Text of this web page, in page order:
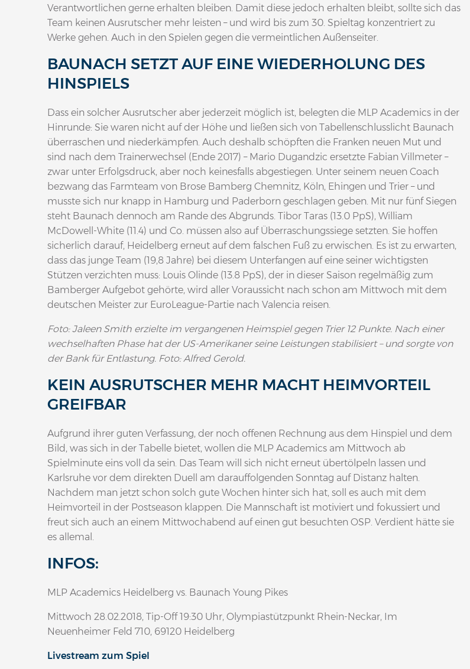
Verantwortlichen gerne erhalten bleiben. Damit diese jedoch erhalten bleibt, sollte sich das
Team keinen Ausrutscher mehr leisten – und wird bis zum 30. Spieltag konzentriert zu
Werke gehen. Auch in den Spielen gegen die vermeintlichen Außenseiter.
BAUNACH SETZT AUF EINE WIEDERHOLUNG DES
HINSPIELS
Dass ein solcher Ausrutscher aber jederzeit möglich ist, belegten die MLP Academics in der
Hinrunde: Sie waren nicht auf der Höhe und ließen sich von Tabellenschlusslicht Baunach
überraschen und niederkämpfen. Auch deshalb schöpften die Franken neuen Mut und
sind nach dem Trainerwechsel (Ende 2017) – Mario Dugandzic ersetzte Fabian Villmeter –
zwar unter Erfolgsdruck, aber noch keinesfalls abgestiegen. Unter seinem neuen Coach
bezwang das Farmteam von Brose Bamberg Chemnitz, Köln, Ehingen und Trier – und
musste sich nur knapp in Hamburg und Paderborn geschlagen geben. Mit nur fünf Siegen
steht Baunach dennoch am Rande des Abgrunds. Tibor Taras (13.0 PpS), William
McDowell-White (11.4) und Co. müssen also auf Überraschungssiege setzten. Sie hoffen
sicherlich darauf, Heidelberg erneut auf dem falschen Fuß zu erwischen. Es ist zu erwarten,
dass das junge Team (19,8 Jahre) bei diesem Unterfangen auf eine seiner wichtigsten
Stützen verzichten muss: Louis Olinde (13.8 PpS), der in dieser Saison regelmäßig zum
Bamberger Aufgebot gehörte, wird aller Voraussicht nach schon am Mittwoch mit dem
deutschen Meister zur EuroLeague-Partie nach Valencia reisen.
Foto: Jaleen Smith erzielte im vergangenen Heimspiel gegen Trier 12 Punkte. Nach einer
wechselhaften Phase hat der US-Amerikaner seine Leistungen stabilisiert – und sorgte von
der Bank für Entlastung. Foto: Alfred Gerold.
KEIN AUSRUTSCHER MEHR MACHT HEIMVORTEIL
GREIFBAR
Aufgrund ihrer guten Verfassung, der noch offenen Rechnung aus dem Hinspiel und dem
Bild, was sich in der Tabelle bietet, wollen die MLP Academics am Mittwoch ab
Spielminute eins voll da sein. Das Team will sich nicht erneut übertölpeln lassen und
Karlsruhe vor dem direkten Duell am darauffolgenden Sonntag auf Distanz halten.
Nachdem man jetzt schon solch gute Wochen hinter sich hat, soll es auch mit dem
Heimvorteil in der Postseason klappen. Die Mannschaft ist motiviert und fokussiert und
freut sich auch an einem Mittwochabend auf einen gut besuchten OSP. Verdient hätte sie
es allemal.
INFOS:
MLP Academics Heidelberg vs. Baunach Young Pikes
Mittwoch 28.02.2018, Tip-Off 19:30 Uhr, Olympiastützpunkt Rhein-Neckar, Im
Neuenheimer Feld 710, 69120 Heidelberg
Livestream zum Spiel